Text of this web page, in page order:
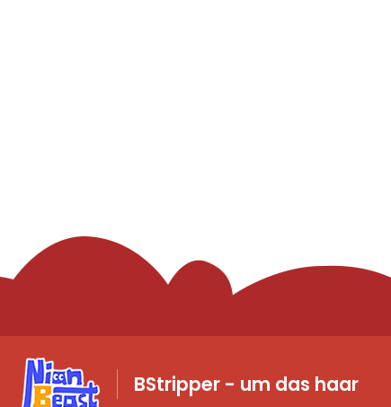
BStripper - um das haar